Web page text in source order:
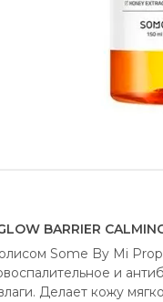
BARRIER
Some By Mi
и
Делает кожу